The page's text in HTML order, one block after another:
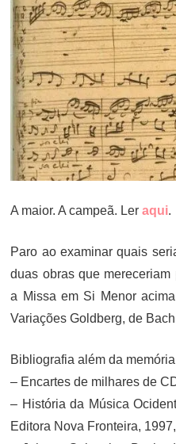
A maior. A campeã. Leraqui.
Paro ao examinar quais
duas obras que
a Missa em Si Menor
Variações Goldberg, de
Bibliografia além da
– Encartes de milhares de
– História da Música
Editora Nova Fronteira,